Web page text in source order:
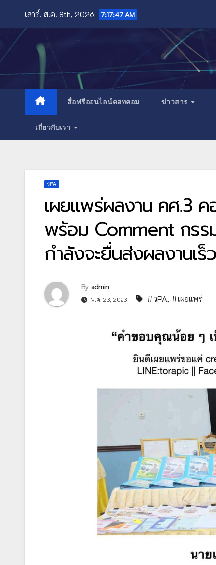
content
เสาร์. ส.ค. 8th, 2026 7:17:48 AM
สื่อฟรีออนไลน์ดอทคอม ข่าวสาร
เกี่ยวกับเรา
วPA
เผยแพร่ผลงาน คศ.3
พร้อม Comment กรร
กำลังจะยื่นส่งผลงานเร็
By admin
พ.ค. 23, 2023 #วPA, #เผยแพร่